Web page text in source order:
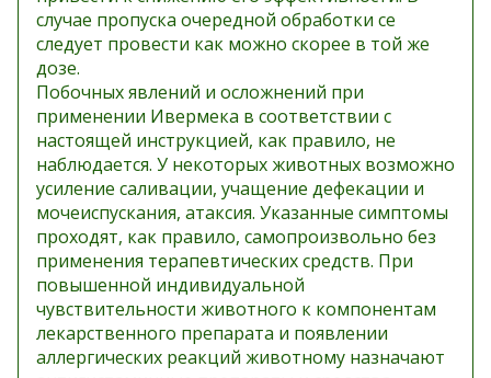
случае пропуска очередной обработки се
следует провести как можно скорее в той же
дозе.
Побочных явлений и осложнений при
применении Ивермека в соответствии с
настоящей инструкцией, как правило, не
наблюдается. У некоторых животных возможно
усиление саливации, учащение дефекации и
мочеиспускания, атаксия. Указанные симптомы
проходят, как правило, самопроизвольно без
применения терапевтических средств. При
повышенной индивидуальной
чувствительности животного к компонентам
лекарственного препарата и появлении
аллергических реакций животному назначают